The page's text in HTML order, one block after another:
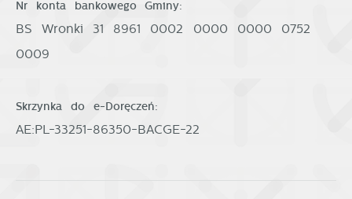
Nr konta bankowego Gminy:
BS Wronki 31 8961 0002 0000 0000 0752
0009
Skrzynka do e-Doręczeń:
AE:PL-33251-86350-BACGE-22